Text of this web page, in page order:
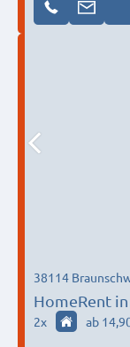
HomeRent
38114
2x ab